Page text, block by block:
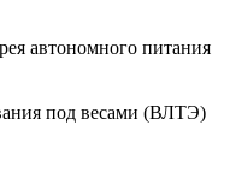
автономного питания
под весами (ВЛТЭ)